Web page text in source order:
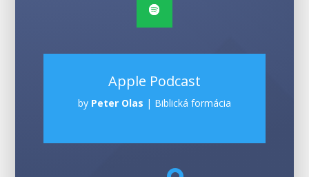
Apple Podcast
by Peter Olas | Biblická formácia